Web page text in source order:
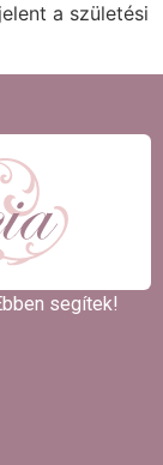
a születési
segítek!